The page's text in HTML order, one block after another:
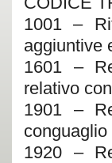
1001 –
aggiuntive
1601 –
relativo
1901 –
1920 –